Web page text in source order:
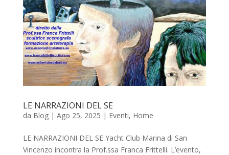
LE NARRAZIONI DEL SE
da Blog| Ago 25, 2025 | Eventi, Home
LE NARRAZIONI DEL SE Yacht Club Marina di San
Vincenzo incontra la Prof.ssa Franca Frittelli. L’evento,